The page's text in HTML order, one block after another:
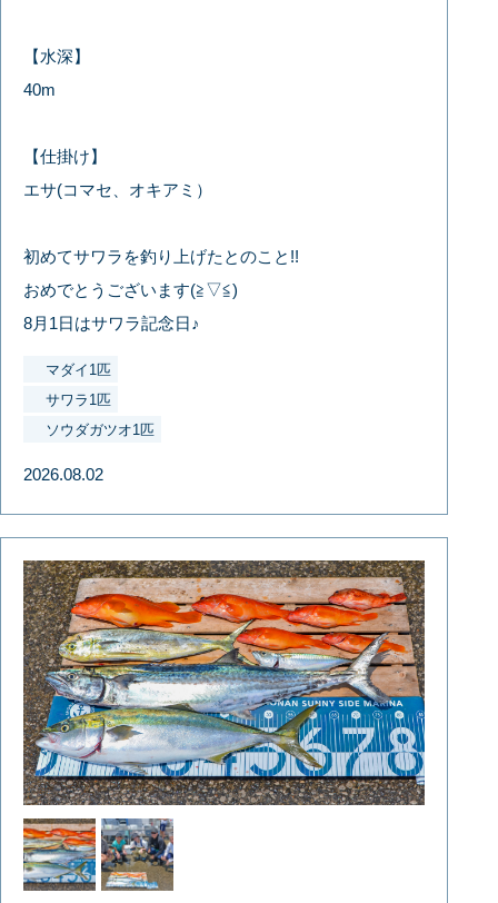
【水深】
40m
【仕掛け】
エサ(コマセ、オキアミ）
初めてサワラを釣り上げたとのこと!!
おめでとうございます(≧▽≦)
8月1日はサワラ記念日♪
マダイ1匹
サワラ1匹
ソウダガツオ1匹
2026.08.02